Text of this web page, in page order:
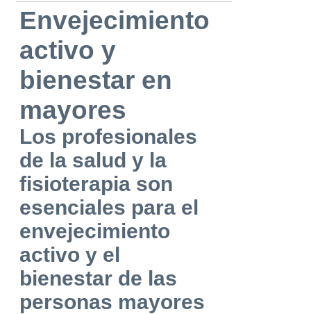
Envejecimiento
activo y
bienestar en
mayores
Los profesionales
de la salud y la
fisioterapia son
esenciales para el
envejecimiento
activo y el
bienestar de las
personas mayores